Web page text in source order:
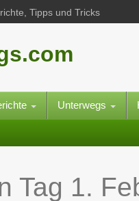
Tipps und Tricks
Unterwegs
Tag 1.